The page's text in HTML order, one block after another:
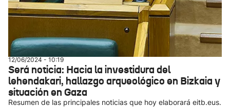
12/06/2024 - 10:19
Será noticia: Hacia la investidura del
lehendakari, hallazgo arqueológico en Bizkaia y
situación en Gaza
Resumen de las principales noticias que hoy elaborará eitb.eus.